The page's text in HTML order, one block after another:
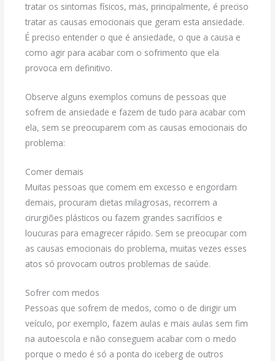
tratar os sintomas físicos, mas, principalmente, é preciso
tratar as causas emocionais que geram esta ansiedade.
É preciso entender o que é ansiedade, o que a causa e
como agir para acabar com o sofrimento que ela
provoca em definitivo.
Observe alguns exemplos comuns de pessoas que
sofrem de ansiedade e fazem de tudo para acabar com
ela, sem se preocuparem com as causas emocionais do
problema:
Comer demais
Muitas pessoas que comem em excesso e engordam
demais, procuram dietas milagrosas, recorrem a
cirurgiões plásticos ou fazem grandes sacrifícios e
loucuras para emagrecer rápido. Sem se preocupar com
as causas emocionais do problema, muitas vezes esses
atos só provocam outros problemas de saúde.
Sofrer com medos
Pessoas que sofrem de medos, como o de dirigir um
veículo, por exemplo, fazem aulas e mais aulas sem fim
na autoescola e não conseguem acabar com o medo
porque o medo é só a ponta do iceberg de outros